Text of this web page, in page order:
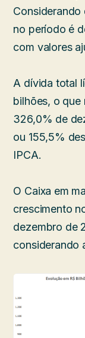
Considerando
no período é
com valores
A dívida total
bilhões, o que
326,0% de
ou 155,5%
IPCA.
O Caixa em
crescimento
dezembro de
considerando